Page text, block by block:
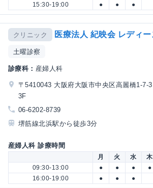
15:30-19:00
● ● ●
クリニック 医療法人 紀映会 レディ
土曜診察
診療科： 産婦人科
〒5410043 大阪府大阪市中央区高麗橋1-7-
3F
06-6202-8739
堺筋線北浜駅から徒歩3分
産婦人科 診療時間
月 火 水 木
09:30-13:00
● ● ● ●
16:00-19:00
● ● ●